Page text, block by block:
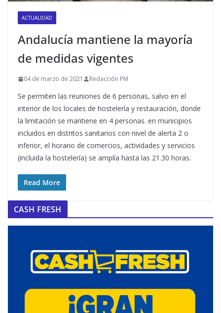
ACTUALIDAD
Andalucía mantiene la mayoría
de medidas vigentes
04 de marzo de 2021 Redacción PM
Se permiten las reuniones de 6 personas, salvo en el
interior de los locales de hostelería y restauración, donde
la limitación se mantiene en 4 personas. en municipios
incluidos en distritos sanitarios con nivel de alerta 2 o
inferior, el horario de comercios, actividades y servicios
(incluida la hostelería) se amplía hasta las 21.30 horas.
Read More
CASH FRESH